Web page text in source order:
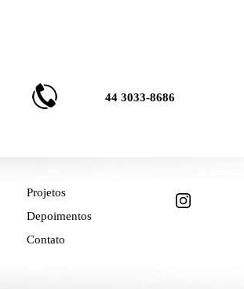
44 3033-8686
Projetos
Depoimentos
Contato